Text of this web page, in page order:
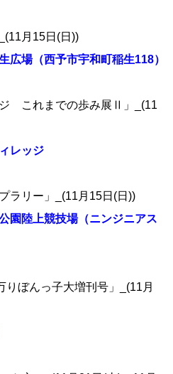
月15日(日))
場（西予市宇和町稲生118）
これまでの歩み展Ⅱ」_(11
レッジ
ラリー」_(11月15日(日))
園陸上競技場（ニンジニアス
ぼんっ子大増刊号」_(11月